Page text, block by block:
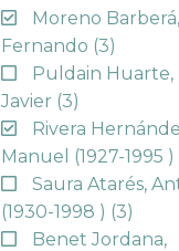
Moreno
Fernando (3)
Puldain Huarte,
Javier (3)
Rivera
Manuel (1927-1995 )
Saura Atarés,
(1930-1998 ) (3)
Benet Jordana,